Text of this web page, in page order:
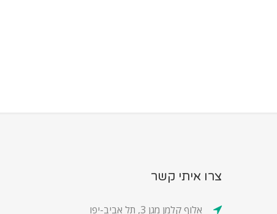
צרו איתי קשר
אלוף קלמן מגן 3, תל אביב-יפו